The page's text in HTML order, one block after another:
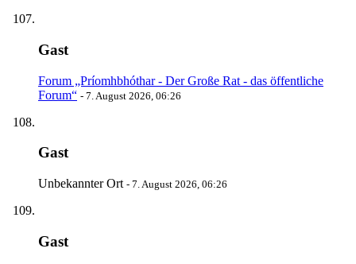
Gast
Forum „Príomhbhóthar - Der Große Rat - das öffentliche
Forum“ - 7. August 2026, 06:26
Gast
Unbekannter Ort - 7. August 2026, 06:26
Gast